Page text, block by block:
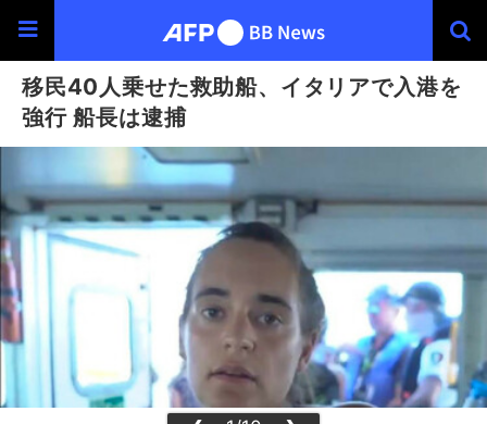
移民40人乗せた救助船、イタリアで入港を
強行 船長は逮捕